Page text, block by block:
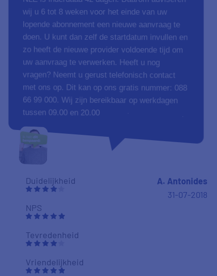
wij u 6 tot 8 weken voor het einde van uw
lopende abonnement een nieuwe aanvraag te
doen. U kunt dan zelf de startdatum invullen en
zo heeft de nieuwe provider voldoende tijd om
uw aanvraag te verwerken. Heeft u nog
vragen? Neemt u gerust telefonisch contact
met ons op. Dit kan op ons gratis nummer: 088
66 99 000. Wij zijn bereikbaar op werkdagen
tussen 09.00 en 20.00
Duidelijkheid
NPS
Tevredenheid
Vriendelijkheid
A. Antonides
31-07-2018